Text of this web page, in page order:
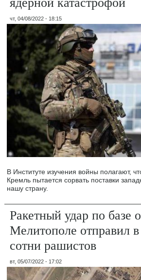
чт, 04/08/2022 - 18:15
В Институте изучения войны полагают,
Кремль пытается сорвать поставки
нашу страну.
Ракетный удар по базе
Мелитополе отправил
сотни рашистов
вт, 05/07/2022 - 17:02